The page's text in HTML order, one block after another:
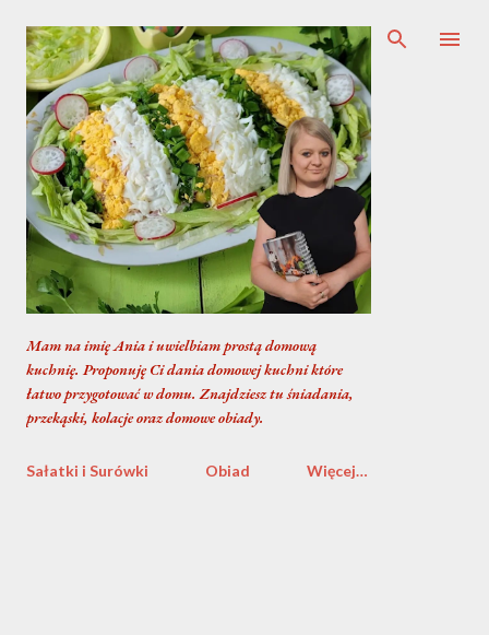
Przejdź do głównej zawartości
Mam na imię Ania i uwielbiam prostą domową
kuchnię. Proponuję Ci dania domowej kuchni które
łatwo przygotować w domu. Znajdziesz tu śniadania,
przekąski, kolacje oraz domowe obiady.
Sałatki i Surówki Obiad Więcej…